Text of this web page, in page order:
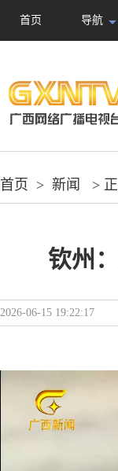
首页 导航
首页 > 新闻 >
钦州
2026-06-15 19:22:17